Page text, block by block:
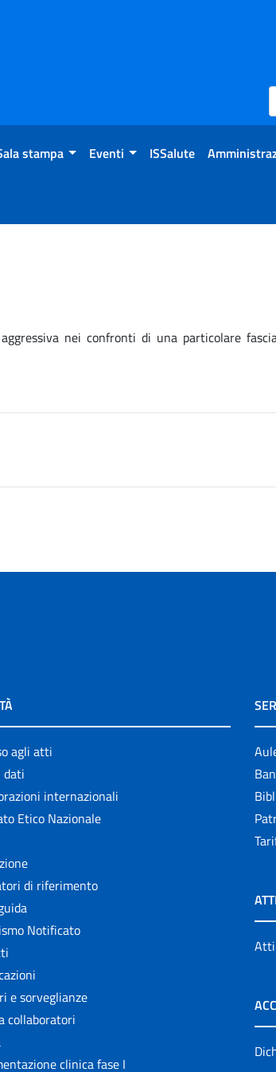
stampa Eventi ISSalute
nei confronti di una particolare
agli atti
dati
internazionali
Etico Nazionale
di riferimento
Notificato
e sorveglianze
collaboratori
clinica fase I
Atti